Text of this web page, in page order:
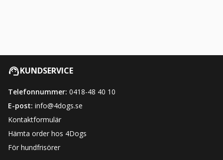
KUNDSERVICE
Telefonnummer: 0418-48 40 10
E-post: info@4dogs.se
Kontaktformulär
Hämta order hos 4Dogs
För hundfrisörer